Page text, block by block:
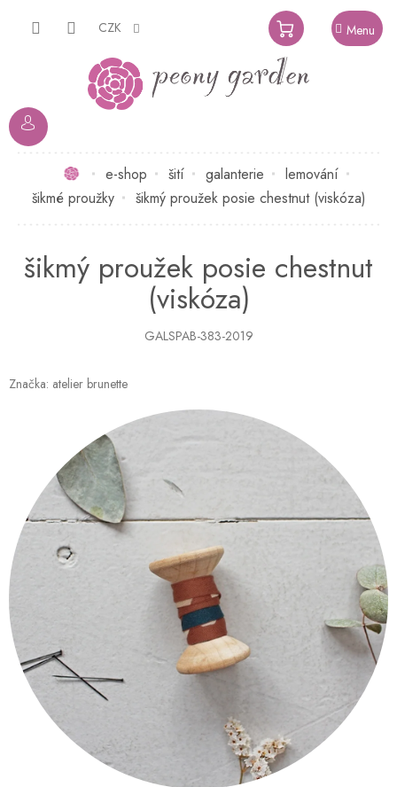
CZK
NÁKUPNÍ
KOŠÍK
Domůe-shop šití galanterie
lemování
šikmé proužky
šikmý proužek posie chestnut (viskóza)
šikmý proužek posie chestnut
(viskóza)
GALSPAB-383-2019
Značka: atelier brunette